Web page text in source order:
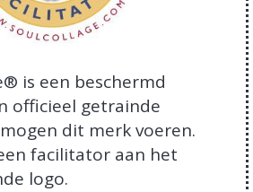
is een beschermd
officieel getrainde
dit merk voeren.
facilitator aan het
logo.